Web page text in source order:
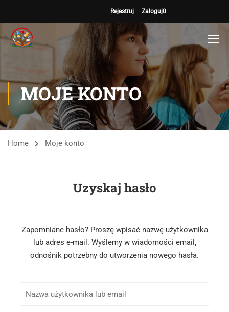
Rejestruj Zaloguj0
MOJE KONTO
Home Moje konto
Uzyskaj hasło
Zapomniane hasło? Proszę wpisać nazwę użytkownika
lub adres e-mail. Wyślemy w wiadomości email,
odnośnik potrzebny do utworzenia nowego hasła.